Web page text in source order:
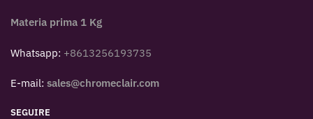
Materia prima 1 Kg
Whatsapp: +8613256193735
E-mail: sales@chromeclair.com
SEGUIRE